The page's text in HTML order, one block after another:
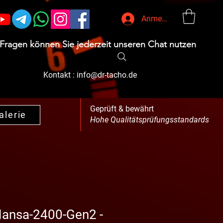
Anmelden
können Sie jederzeit unseren Chat nutzen
Kontakt : info@dr-tacho.de
Geprüft & bewährt
Hohe Qualitätsprüfungsstandards
2400-Gen2 -